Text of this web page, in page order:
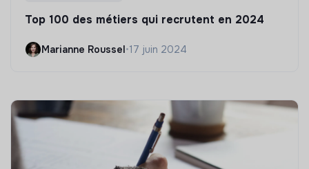
Top 100 des métiers qui recrutent en 2024
Marianne Roussel•17 juin 2024